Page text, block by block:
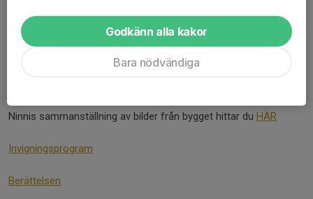
Ishallens historia
Under år 2001 uppfördes istältet vid Älta IP, det som sedan blev
Ninnis sammanställning av bilder från bygget hittar du HÄR
Invigningsprogram
Berättelsen
Godkänn alla kakor
Bara nödvändiga